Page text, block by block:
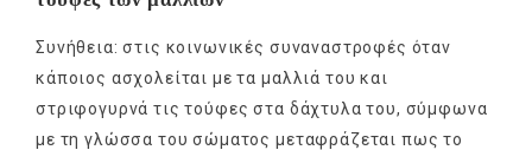
Συνήθεια: στις κοινωνικές συναναστροφές όταν
κάποιος ασχολείται με τα μαλλιά του και
στριφογυρνά τις τούφες στα δάχτυλα του, σύμφωνα
με τη γλώσσα του σώματος μεταφράζεται πως το